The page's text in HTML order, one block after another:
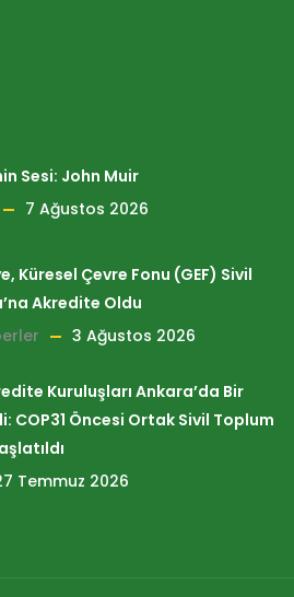
Sesi: John Muir
7 Ağustos 2026
Küresel Çevre Fonu (GEF) Sivil
Akredite Oldu
3 Ağustos 2026
Kuruluşları Ankara’da Bir
COP31 Öncesi Ortak Sivil Toplum
Temmuz 2026